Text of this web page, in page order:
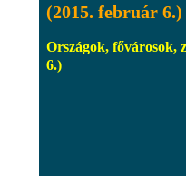
(2015. február 6.)
Országok, fővárosok,
6.)